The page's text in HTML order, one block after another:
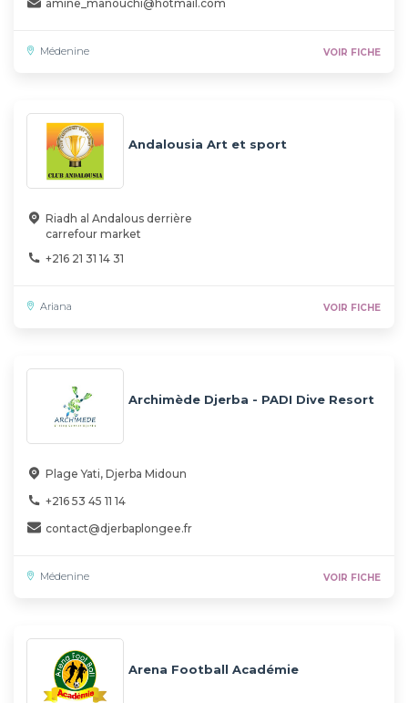
amine_manouchi@hotmail.com
Médenine VOIR FICHE
Andalousia Art et sport
Riadh al Andalous derrière
carrefour market
+216 21 31 14 31
Ariana VOIR FICHE
Archimède Djerba - PADI Dive Resort
Plage Yati, Djerba Midoun
+216 53 45 11 14
contact@djerbaplongee.fr
Médenine VOIR FICHE
Arena Football Académie